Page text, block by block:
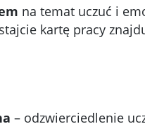
na temat uczuć i
kartę pracy
– odzwierciedlenie